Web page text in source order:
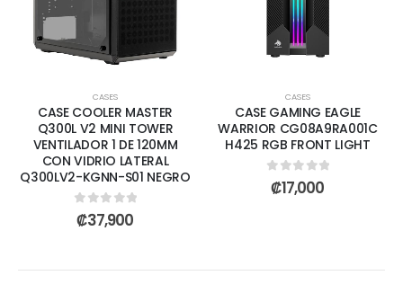
CASES
CASE COOLER MASTER
Q300L V2 MINI TOWER
VENTILADOR 1 DE 120MM
CON VIDRIO LATERAL
Q300LV2-KGNN-S01 NEGRO
0out of 5
₡37,900
CASES
CASE GAMING EAGLE
WARRIOR CG08A9RA001C
H425 RGB FRONT LIGHT
0out of 5
₡17,000